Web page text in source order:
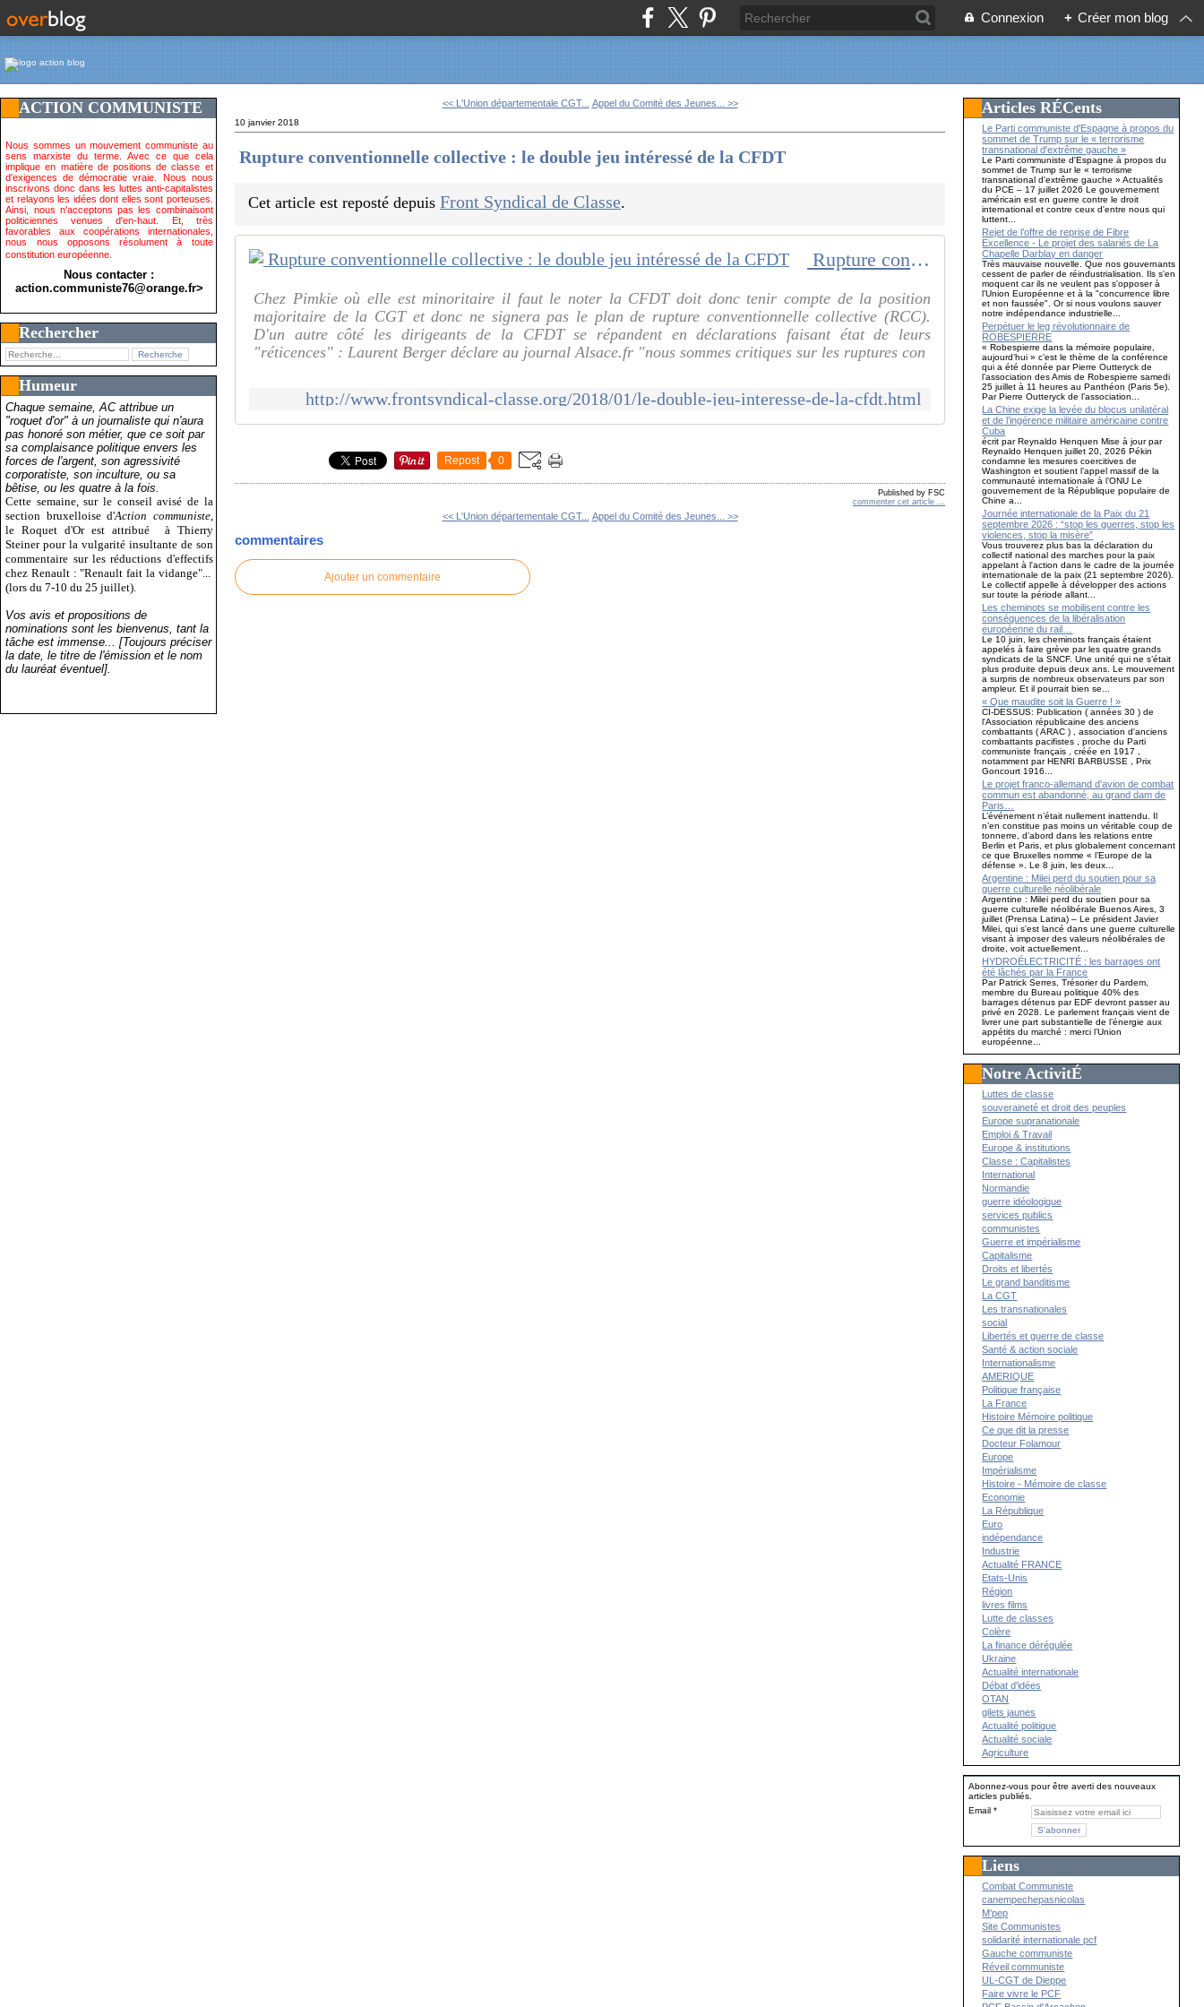
Connexion + Créer mon blog
ACTION COMMUNISTE
Nous sommes un mouvement communiste au
sens marxiste du terme. Avec ce que cela
implique en matière de positions de classe et
d'exigences de démocratie vraie. Nous nous
inscrivons donc dans les luttes anti-capitalistes
et relayons les idées dont elles sont porteuses.
Ainsi, nous n'acceptons pas les combinaisont
politiciennes venues d'en-haut. Et, très
favorables aux coopérations internationales,
nous nous opposons résolument à toute
constitution européenne.
Nous contacter :
action.communiste76@orange.fr>
Rechercher
Humeur
Chaque semaine, AC attribue un
"roquet d'or" à un journaliste qui n'aura
pas honoré son métier, que ce soit par
sa complaisance politique envers les
forces de l'argent, son agressivité
corporatiste, son inculture, ou sa
bêtise, ou les quatre à la fois.
Cette semaine, sur le conseil avisé de la
section bruxelloise d'Action communiste,
le Roquet d'Or est attribué
à Thierry
Steiner pour la vulgarité insultante de son
commentaire sur les réductions d'effectifs
chez Renault : "Renault fait la vidange"...
(lors du 7-10 du 25 juillet).
Vos avis et propositions de
nominations sont les bienvenus, tant la
tâche est immense... [Toujours préciser
la date, le titre de l'émission et le nom
du lauréat éventuel].
<< L'Union départementale CGT... Appel du Comité des Jeunes... >>
10 janvier 2018
Rupture conventionnelle collective : le double jeu intéressé de la CFDT
Cet article est reposté depuisFront Syndical de Classe.
Rupture conventionnelle collective : le double jeu intéressé de la CFDT
Chez Pimkie où elle est minoritaire il faut le noter la CFDT doit donc tenir compte de la position
majoritaire de la CGT et donc ne signera pas le plan de rupture conventionnelle collective (RCC).
D'un autre côté les dirigeants de la CFDT se répandent en déclarations faisant état de leurs
"réticences" : Laurent Berger déclare au journal Alsace.fr "nous sommes critiques sur les ruptures con
http://www.frontsyndical-classe.org/2018/01/le-double-jeu-interesse-de-la-cfdt.html
Repost 0
Published by FSC
commenter cet article …
<< L'Union départementale CGT... Appel du Comité des Jeunes... >>
commentaires
Ajouter un commentaire
Articles RÉCents
Le Parti communiste d'Espagne à propos du
sommet de Trump sur le « terrorisme
transnational d'extrême gauche »
Le Parti communiste d'Espagne à propos du
sommet de Trump sur le « terrorisme
transnational d'extrême gauche » Actualités
du PCE – 17 juillet 2026 Le gouvernement
américain est en guerre contre le droit
international et contre ceux d'entre nous qui
luttent...
Rejet de l’offre de reprise de Fibre
Excellence - Le projet des salariés de La
Chapelle Darblay en danger
Très mauvaise nouvelle. Que nos gouvernants
cessent de parler de réindustrialisation. Ils s'en
moquent car ils ne veulent pas s'opposer à
l'Union Européenne et à la "concurrence libre
et non faussée". Or si nous voulons sauver
notre indépendance industrielle...
Perpétuer le leg révolutionnaire de
ROBESPIERRE
« Robespierre dans la mémoire populaire,
aujourd’hui » c’est le thème de la conférence
qui a été donnée par Pierre Outteryck de
l’association des Amis de Robespierre samedi
25 juillet à 11 heures au Panthéon (Paris 5e).
Par Pierre Outteryck de l’association...
La Chine exige la levée du blocus unilatéral
et de l’ingérence militaire américaine contre
Cuba
écrit par Reynaldo Henquen Mise à jour par
Reynaldo Henquen juillet 20, 2026 Pékin
condamne les mesures coercitives de
Washington et soutient l’appel massif de la
communauté internationale à l’ONU Le
gouvernement de la République populaire de
Chine a...
Journée internationale de la Paix du 21
septembre 2026 : “stop les guerres, stop les
violences, stop la misère”
Vous trouverez plus bas la déclaration du
collectif national des marches pour la paix
appelant à l'action dans le cadre de la journée
internationale de la paix (21 septembre 2026).
Le collectif appelle à développer des actions
sur toute la période allant...
Les cheminots se mobilisent contre les
conséquences de la libéralisation
européenne du rail…
Le 10 juin, les cheminots français étaient
appelés à faire grève par les quatre grands
syndicats de la SNCF. Une unité qui ne s’était
plus produite depuis deux ans. Le mouvement
a surpris de nombreux observateurs par son
ampleur. Et il pourrait bien se...
« Que maudite soit la Guerre ! »
CI-DESSUS: Publication ( années 30 ) de
l'Association républicaine des anciens
combattants ( ARAC ) , association d'anciens
combattants pacifistes , proche du Parti
communiste français , créée en 1917 ,
notamment par HENRI BARBUSSE , Prix
Goncourt 1916...
Le projet franco-allemand d’avion de combat
commun est abandonné, au grand dam de
Paris…
L’événement n’était nullement inattendu. Il
n’en constitue pas moins un véritable coup de
tonnerre, d’abord dans les relations entre
Berlin et Paris, et plus globalement concernant
ce que Bruxelles nomme « l’Europe de la
défense ». Le 8 juin, les deux...
Argentine : Milei perd du soutien pour sa
guerre culturelle néolibérale
Argentine : Milei perd du soutien pour sa
guerre culturelle néolibérale Buenos Aires, 3
juillet (Prensa Latina) – Le président Javier
Milei, qui s'est lancé dans une guerre culturelle
visant à imposer des valeurs néolibérales de
droite, voit actuellement...
HYDROÉLECTRICITÉ : les barrages ont
été lâchés par la France
Par Patrick Serres, Trésorier du Pardem,
membre du Bureau politique 40% des
barrages détenus par EDF devront passer au
privé en 2028. Le parlement français vient de
livrer une part substantielle de l’énergie aux
appétits du marché : merci l’Union
européenne...
Notre ActivitÉ
Luttes de classe
souveraineté et droit des peuples
Europe supranationale
Emploi & Travail
Europe & institutions
Classe : Capitalistes
International
Normandie
guerre idéologique
services publics
communistes
Guerre et impérialisme
Capitalisme
Droits et libertés
Le grand banditisme
La CGT
Les transnationales
social
Libertés et guerre de classe
Santé & action sociale
Internationalisme
AMERIQUE
Politique française
La France
Histoire Mémoire politique
Ce que dit la presse
Docteur Folamour
Europe
Impérialisme
Histoire - Mémoire de classe
Economie
La République
Euro
indépendance
Industrie
Actualité FRANCE
Etats-Unis
Région
livres films
Lutte de classes
Colère
La finance dérégulée
Ukraine
Actualité internationale
Débat d'idées
OTAN
gilets jaunes
Actualité politique
Actualité sociale
Agriculture
Abonnez-vous pour être averti des nouveaux
articles publiés.
Email
Liens
Combat Communiste
canempechepasnicolas
M'pep
Site Communistes
solidarité internationale pcf
Gauche communiste
Réveil communiste
UL-CGT de Dieppe
Faire vivre le PCF